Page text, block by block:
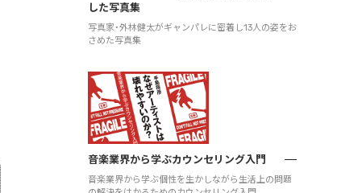
した写真集
写真家・外林健太がギャンパレに密着し13人の姿をお
さめた写真集
音楽業界から学ぶカウンセリング入門
音楽業界から学ぶ個性を生かしながら生活上の問題